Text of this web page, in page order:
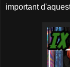
important